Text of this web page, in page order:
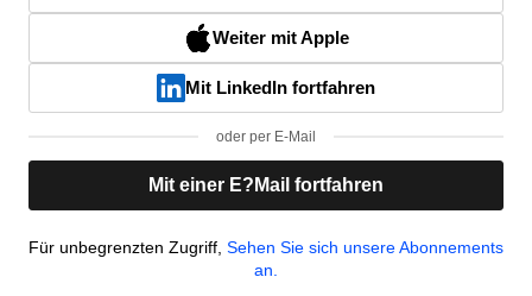
Weiter mit Apple
Mit LinkedIn fortfahren
oder per E-Mail
Mit einer E?Mail fortfahren
Für unbegrenzten Zugriff, Sehen Sie sich unsere Abonnements
an.